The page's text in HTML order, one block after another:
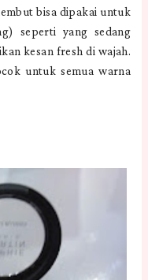
bisa dipakai untuk
seperti yang sedang
kesan fresh di wajah.
untuk semua warna